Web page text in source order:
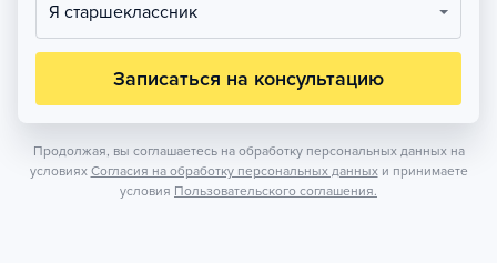
Я старшеклассник
Записаться на консультацию
Продолжая, вы соглашаетесь на обработку персональных данных на
условиях Согласия на обработку персональных данных и принимаете
условия Пользовательского соглашения.